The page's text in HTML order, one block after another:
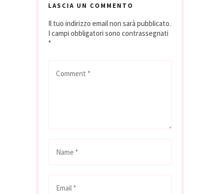
personalità, savoir
naturalmente
indossano la
ballerina "perché
LASCIA UN COMMENTO
Il tuo indirizzo email non sarà pubblicato.
I campi obbligatori sono contrassegnati
*